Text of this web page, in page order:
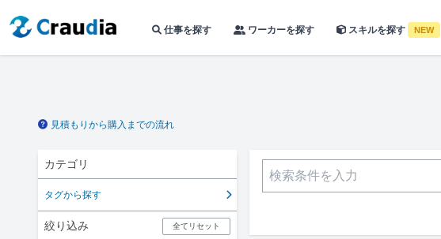
仕事を探す ワーカーを探す スキルを探す NEW
見積もりから購入までの流れ
カテゴリ
タグから探す
絞り込み 全てリセット